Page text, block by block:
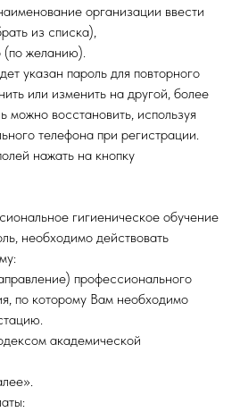
организации ввести
из списка),
(по желанию).
указан пароль для повторного
или изменить на другой, более
восстановить, используя
телефона при регистрации.
нажать на кнопку
гигиеническое обучение
необходимо действовать
профессионального
по которому Вам необходимо
академической